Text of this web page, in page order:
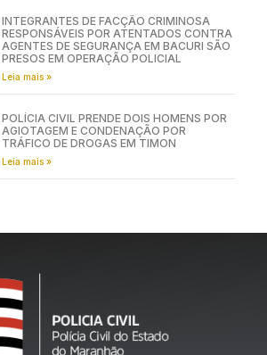
INTEGRANTES DE FACÇÃO CRIMINOSA
RESPONSÁVEIS POR ATENTADOS CONTRA
AGENTES DE SEGURANÇA EM BACURI SÃO
PRESOS EM OPERAÇÃO POLICIAL
Leia mais »
POLÍCIA CIVIL PRENDE DOIS HOMENS POR
AGIOTAGEM E CONDENAÇÃO POR
TRÁFICO DE DROGAS EM TIMON
Leia mais »